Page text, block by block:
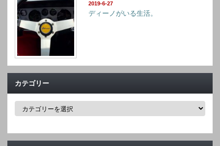
2019-6-27
ディーノがいる生活。
カテゴリー
カ
ー